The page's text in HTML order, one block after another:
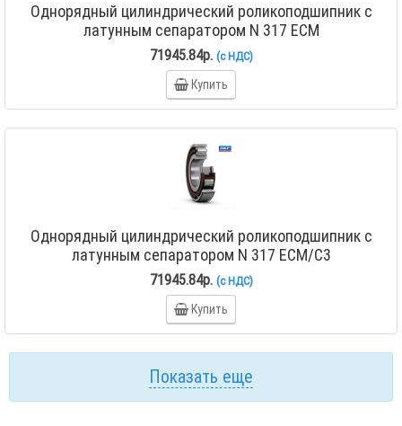
Однорядный цилиндрический роликоподшипник с
латунным сепаратором N 317 ECM
71945.84р. (с НДС)
Купить
Однорядный цилиндрический роликоподшипник с
латунным сепаратором N 317 ECM/C3
71945.84р. (с НДС)
Купить
Показать еще